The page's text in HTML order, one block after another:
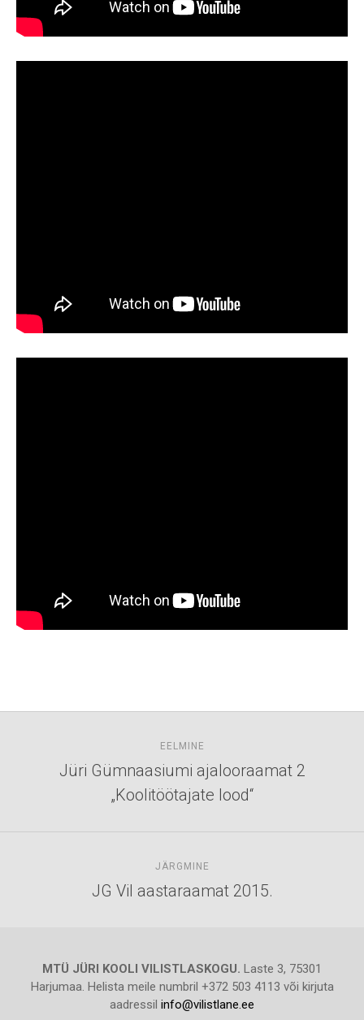
EELMINE
Jüri Gümnaasiumi ajalooraamat 2
„Koolitöötajate lood“
JÄRGMINE
JG Vil aastaraamat 2015.
MTÜ JÜRI KOOLI VILISTLASKOGU. Laste 3, 75301
Harjumaa. Helista meile numbril +372 503 4113 või kirjuta
aadressil info@vilistlane.ee